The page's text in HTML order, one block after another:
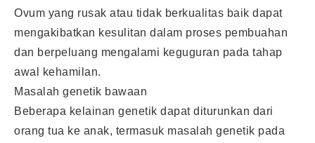
Ovum yang rusak atau tidak berkualitas baik dapat
mengakibatkan kesulitan dalam proses pembuahan
dan berpeluang mengalami keguguran pada tahap
awal kehamilan.
Masalah genetik bawaan
Beberapa kelainan genetik dapat diturunkan dari
orang tua ke anak, termasuk masalah genetik pada